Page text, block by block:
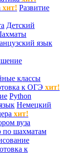
хит! Развитие
Детский
язык
классы
к ОГЭ хит!
Python
Немецкий
хит!
вуза
по шахматам
к